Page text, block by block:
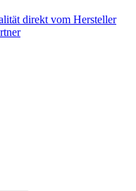
direkt vom Hersteller